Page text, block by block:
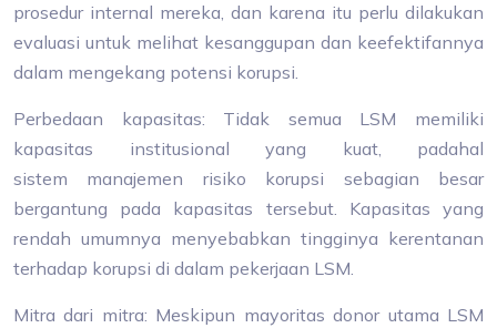
prosedur internal mereka, dan karena itu perlu dilakukan
evaluasi untuk melihat kesanggupan dan keefektifannya
dalam mengekang potensi korupsi.
Perbedaan kapasitas: Tidak semua LSM memiliki
kapasitas institusional yang kuat, padahal
sistem manajemen risiko korupsi sebagian besar
bergantung pada kapasitas tersebut. Kapasitas yang
rendah umumnya menyebabkan tingginya kerentanan
terhadap korupsi di dalam pekerjaan LSM.
Mitra dari mitra: Meskipun mayoritas donor utama LSM